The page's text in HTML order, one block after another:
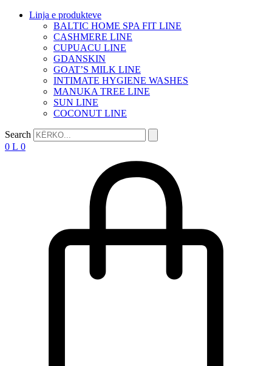
Linja e produkteve
BALTIC HOME SPA FIT LINE
CASHMERE LINE
CUPUACU LINE
GDANSKIN
GOAT’S MILK LINE
INTIMATE HYGIENE WASHES
MANUKA TREE LINE
SUN LINE
COCONUT LINE
Search
0 L 0